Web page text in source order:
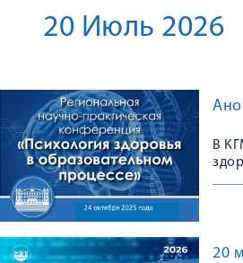
20 Июль 2026
В
20